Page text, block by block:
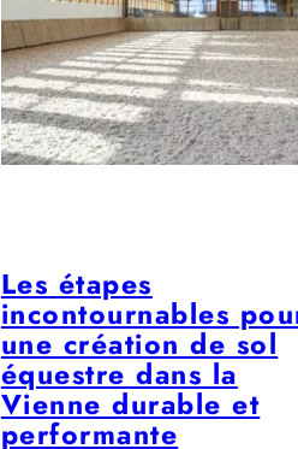
Les étapes
incontournables
une création de sol
équestre dans la
Vienne durable et
performante